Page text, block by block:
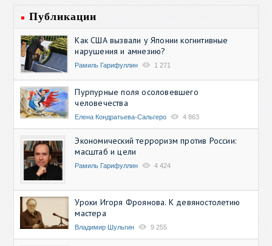
Публикации
Как США вызвали у Японии когнитивные
нарушения и амнезию?
Рамиль Гарифуллин 1 271
Пурпурные поля осоловевшего
человечества
Елена Кондратьева-Сальгеро 4 863
Экономический терроризм против России:
масштаб и цели
Рамиль Гарифуллин 4 424
Уроки Игоря Фроянова. К девяностолетию
мастера
Владимир Шульгин 9 255